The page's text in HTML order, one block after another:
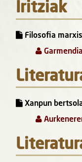
Iritziak
Filosofia
Xanpun